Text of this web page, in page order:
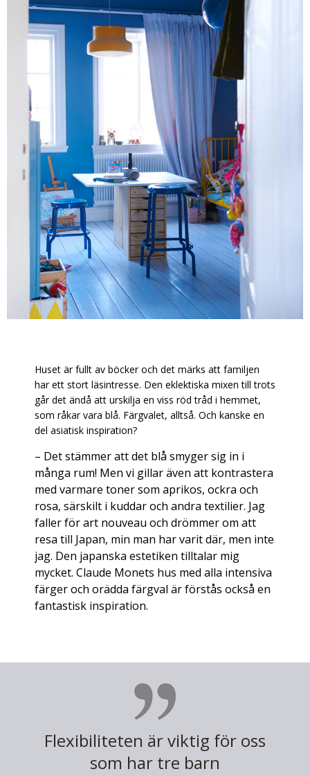
Huset är fullt av böcker och det märks att familjen
har ett stort läsintresse. Den eklektiska mixen till trots
går det ändå att urskilja en viss röd tråd i hemmet,
som råkar vara blå. Färgvalet, alltså. Och kanske en
del asiatisk inspiration?
– Det stämmer att det blå smyger sig in i
många rum! Men vi gillar även att kontrastera
med varmare toner som aprikos, ockra och
rosa, särskilt i kuddar och andra textilier. Jag
faller för art nouveau och drömmer om att
resa till Japan, min man har varit där, men inte
jag. Den japanska estetiken tilltalar mig
mycket. Claude Monets hus med alla intensiva
färger och orädda färgval är förstås också en
fantastisk inspiration.
Flexibiliteten är viktig för oss
som har tre barn